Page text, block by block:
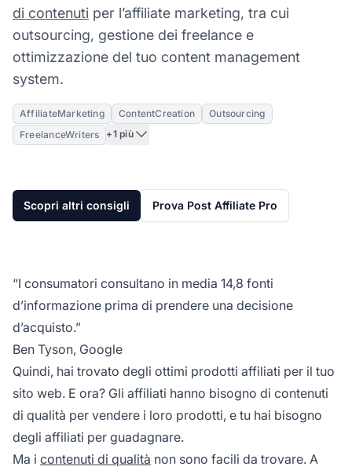
di contenuti per l’affiliate marketing, tra cui
outsourcing, gestione dei freelance e
ottimizzazione del tuo content management
system.
AffiliateMarketing ContentCreation
Outsourcing
FreelanceWriters
+1 più
Scopri altri consigli Prova Post Affiliate Pro
“I consumatori consultano in media 14,8 fonti
d’informazione prima di prendere una decisione
d’acquisto.”
Ben Tyson, Google
Quindi, hai trovato degli ottimi prodotti affiliati per il tuo
sito web. E ora? Gli affiliati hanno bisogno di contenuti
di qualità per vendere i loro prodotti, e tu hai bisogno
degli affiliati per guadagnare.
Ma i contenuti di qualità non sono facili da trovare. A